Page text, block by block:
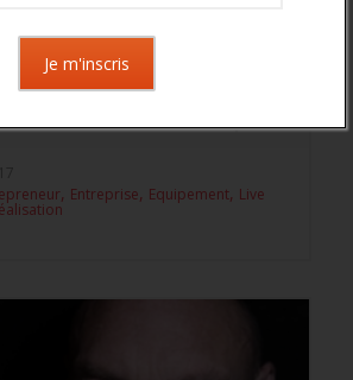
VS Ordinateur : le meilleur pour le
18
, Entreprise, Equipement, Live